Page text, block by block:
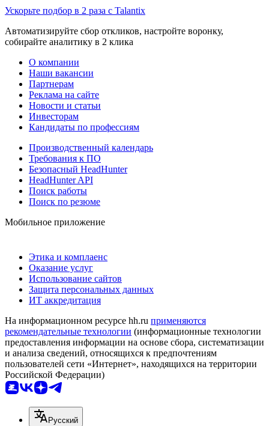
Ускорьте подбор в 2 раза с Talantix
Автоматизируйте сбор откликов, настройте воронку,
собирайте аналитику в 2 клика
О компании
Наши вакансии
Партнерам
Реклама на сайте
Новости и статьи
Инвесторам
Кандидаты по профессиям
Производственный календарь
Требования к ПО
Безопасный HeadHunter
HeadHunter API
Поиск работы
Поиск по резюме
Мобильное приложение
Этика и комплаенс
Оказание услуг
Использование сайтов
Защита персональных данных
ИТ аккредитация
На информационном ресурсе hh.ru применяются
рекомендательные технологии (информационные технологии
предоставления информации на основе сбора, систематизации
и анализа сведений, относящихся к предпочтениям
пользователей сети «Интернет», находящихся на территории
Российской Федерации)
Русский